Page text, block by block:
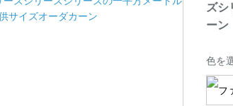
ズシ
ーン
色を